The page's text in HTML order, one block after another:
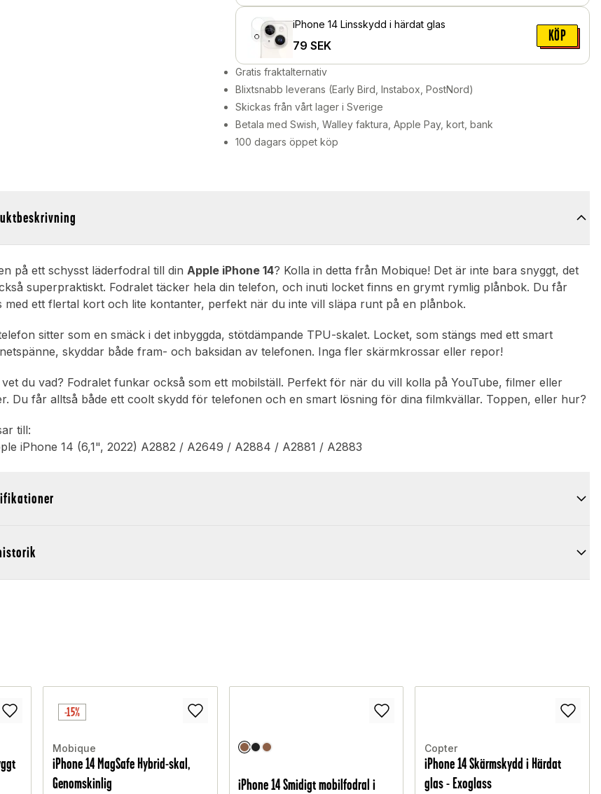
iPhone 14 Linsskydd i härdat glas
79 SEK
KÖP
Gratis fraktalternativ
Blixtsnabb leverans (Early Bird, Instabox, PostNord)
Skickas från vårt lager i Sverige
Betala med Swish, Walley faktura, Apple Pay, kort, bank
100 dagars öppet köp
på ett schysst läderfodral till dinApple iPhone 14? Kolla in detta från Mobique! Det är inte bara snyggt, det
superpraktiskt. Fodralet täcker hela din telefon, och inuti locket finns en grymt rymlig plånbok. Du får
med ett flertal kort och lite kontanter, perfekt när du inte vill släpa runt på en plånbok.
sitter som en smäck i det inbyggda, stötdämpande TPU-skalet. Locket, som stängs med ett smart
skyddar både fram- och baksidan av telefonen. Inga fler skärmkrossar eller repor!
vet du vad? Fodralet funkar också som ett mobilställ. Perfekt för när du vill kolla på YouTube, filmer eller
Du får alltså både ett coolt skydd för telefonen och en smart lösning för dina filmkvällar. Toppen, eller hur?
till:
iPhone 14 (6,1", 2022) A2882 / A2649 / A2884 / A2881 / A2883
-15%
Mobique
iPhone 14 MagSafe Hybrid-skal,
Genomskinlig
iPhone 14 Smidigt mobilfodral i
Copter
iPhone 14 Skärmskydd i Härdat
glas - Exoglass